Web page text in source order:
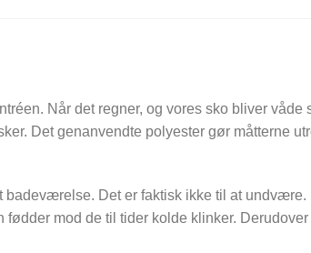
Når det regner, og vores sko bliver
Det genanvendte polyester gør måtterne
badeværelse. Det er faktisk ikke til at
fødder mod de til tider kolde klinker.